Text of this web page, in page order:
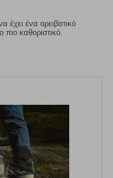
έχει ένα ορειβατικό
πιο καθοριστικό.